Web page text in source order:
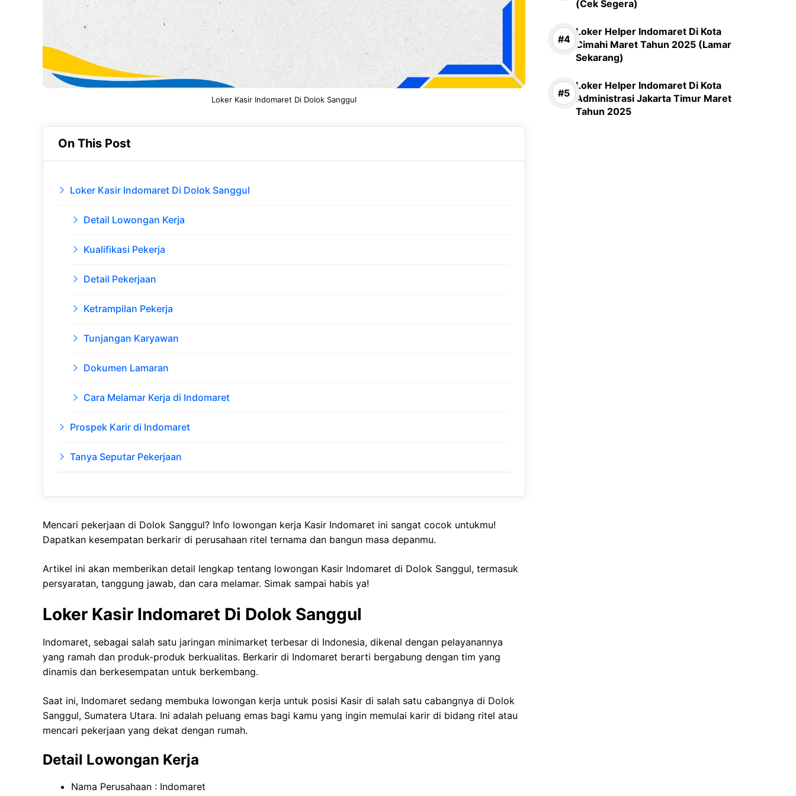
Loker Kasir Indomaret Di Dolok Sanggul
On This Post
Loker Kasir Indomaret Di Dolok Sanggul
Detail Lowongan Kerja
Kualifikasi Pekerja
Detail Pekerjaan
Ketrampilan Pekerja
Tunjangan Karyawan
Dokumen Lamaran
Cara Melamar Kerja di Indomaret
Prospek Karir di Indomaret
Tanya Seputar Pekerjaan
Mencari pekerjaan di Dolok Sanggul? Info lowongan kerja Kasir Indomaret ini sangat cocok untukmu!
Dapatkan kesempatan berkarir di perusahaan ritel ternama dan bangun masa depanmu.
Artikel ini akan memberikan detail lengkap tentang lowongan Kasir Indomaret di Dolok Sanggul, termasuk
persyaratan, tanggung jawab, dan cara melamar. Simak sampai habis ya!
Loker Kasir Indomaret Di Dolok Sanggul
Indomaret, sebagai salah satu jaringan minimarket terbesar di Indonesia, dikenal dengan pelayanannya
yang ramah dan produk-produk berkualitas. Berkarir di Indomaret berarti bergabung dengan tim yang
dinamis dan berkesempatan untuk berkembang.
Saat ini, Indomaret sedang membuka lowongan kerja untuk posisi Kasir di salah satu cabangnya di Dolok
Sanggul, Sumatera Utara. Ini adalah peluang emas bagi kamu yang ingin memulai karir di bidang ritel atau
mencari pekerjaan yang dekat dengan rumah.
Detail Lowongan Kerja
Nama Perusahaan : Indomaret
(Cek Segera)
Loker Helper Indomaret Di Kota
Cimahi Maret Tahun 2025 (Lamar
Sekarang)
Loker Helper Indomaret Di Kota
Administrasi Jakarta Timur Maret
Tahun 2025